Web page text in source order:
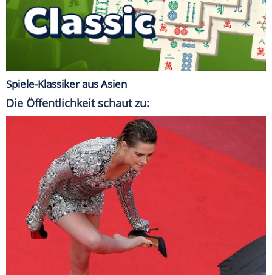
Spiele-Klassiker aus Asien
Die Öffentlichkeit schaut zu: